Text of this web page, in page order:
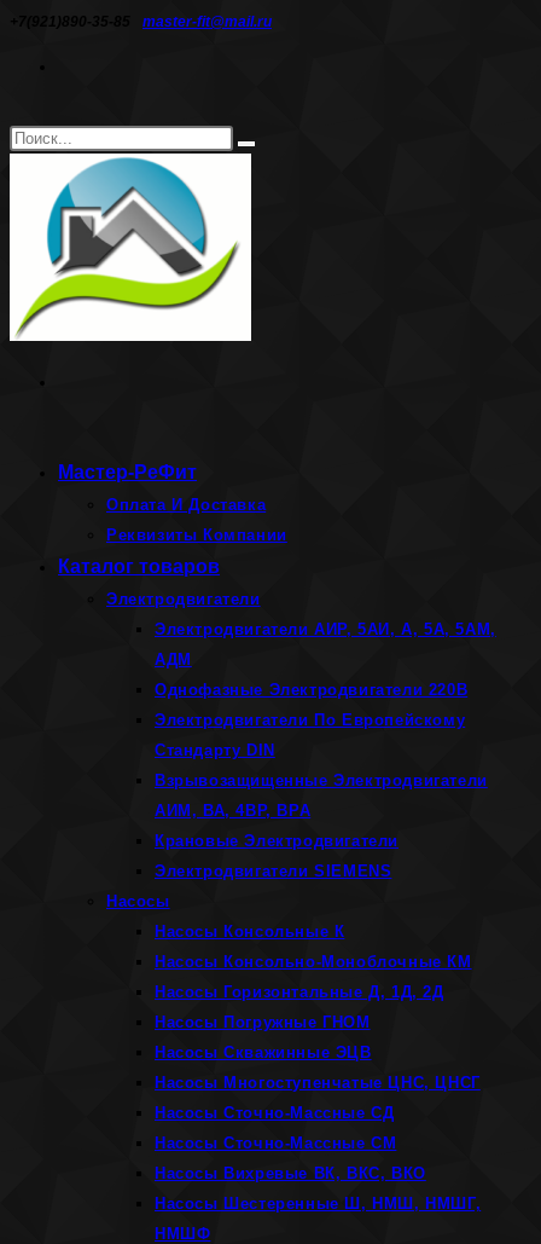
Перейти
+7(921)890-35-85 master-fit@mail.ru
Поиск
сайте
Искать
Мастер-РеФит
Оплата И Доставка
Реквизиты Компании
Каталог товаров
Электродвигатели
Электродвигатели АИР, 5АИ, А, 5А, 5АМ,
АДМ
Однофазные Электродвигатели 220В
Электродвигатели По Европейскому
Стандарту DIN
Взрывозащищенные Электродвигатели
АИМ, ВА, 4ВР, ВРА
Крановые Электродвигатели
Электродвигатели SIEMENS
Насосы
Насосы Консольные К
Насосы Консольно-Моноблочные КМ
Насосы Горизонтальные Д, 1Д, 2Д
Насосы Погружные ГНОМ
Насосы Скважинные ЭЦВ
Насосы Многоступенчатые ЦНС, ЦНСГ
Насосы Сточно-Массные СД
Насосы Сточно-Массные СМ
Насосы Вихревые ВК, ВКС, ВКО
Насосы Шестеренные Ш, НМШ, НМШГ,
НМШФ